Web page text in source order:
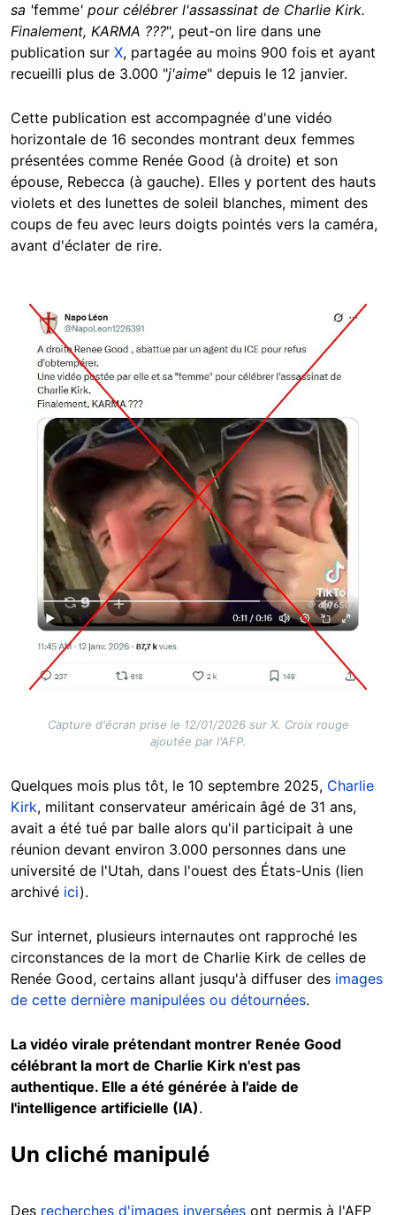
sa 'femme' pour célébrer l'assassinat de Charlie Kirk.
Finalement, KARMA ???", peut-on lire dans une
publication sur X, partagée au moins 900 fois et ayant
recueilli plus de 3.000 "j'aime" depuis le 12 janvier.
Cette publication est accompagnée d'une vidéo
horizontale de 16 secondes montrant deux femmes
présentées comme Renée Good (à droite) et son
épouse, Rebecca (à gauche). Elles y portent des hauts
violets et des lunettes de soleil blanches, miment des
coups de feu avec leurs doigts pointés vers la caméra,
avant d'éclater de rire.
Image
Capture d'écran prise le 12/01/2026 sur X. Croix rouge
ajoutée par l'AFP.
Quelques mois plus tôt, le 10 septembre 2025, Charlie
Kirk, militant conservateur américain âgé de 31 ans,
avait a été tué par balle alors qu'il participait à une
réunion devant environ 3.000 personnes dans une
université de l'Utah, dans l'ouest des États-Unis (lien
archivé ici).
Sur internet, plusieurs internautes ont rapproché les
circonstances de la mort de Charlie Kirk de celles de
Renée Good, certains allant jusqu'à diffuser des images
de cette dernière manipulées ou détournées.
La vidéo virale prétendant montrer Renée Good
célébrant la mort de Charlie Kirk n'est pas
authentique. Elle a été générée à l'aide de
l'intelligence artificielle (IA).
Un cliché manipulé
Des recherches d'images inversées ont permis à l'AFP